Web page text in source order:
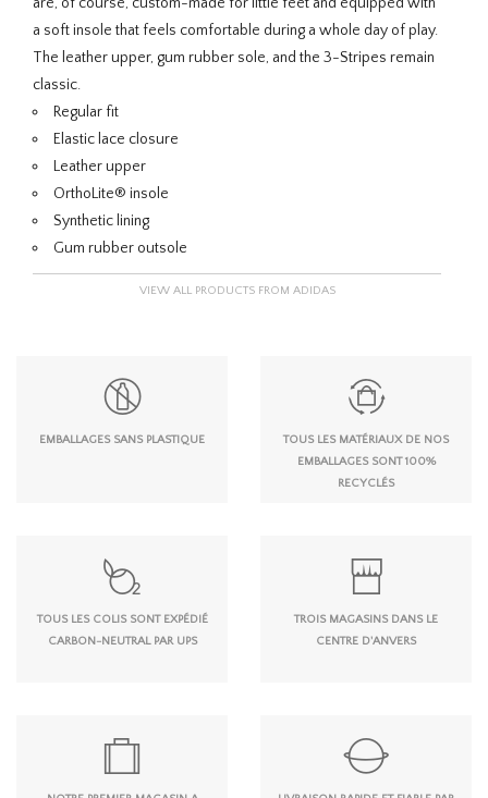
a soft insole that feels comfortable during a whole day of play.
The leather upper, gum rubber sole, and the 3-Stripes remain
classic.
Regular fit
Elastic lace closure
Leather upper
OrthoLite® insole
Synthetic lining
Gum rubber outsole
VIEW ALL PRODUCTS FROM ADIDAS
EMBALLAGES SANS PLASTIQUE
TOUS LES MATÉRIAUX DE NOS
EMBALLAGES SONT 100%
RECYCLÉS
TOUS LES COLIS SONT EXPÉDIÉ
CARBON-NEUTRAL PAR UPS
TROIS MAGASINS DANS LE
CENTRE D'ANVERS